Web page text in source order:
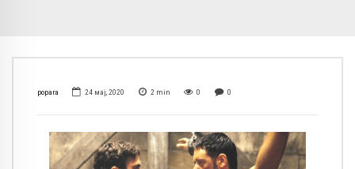
popara 24 мај, 2020 2 min 0 0